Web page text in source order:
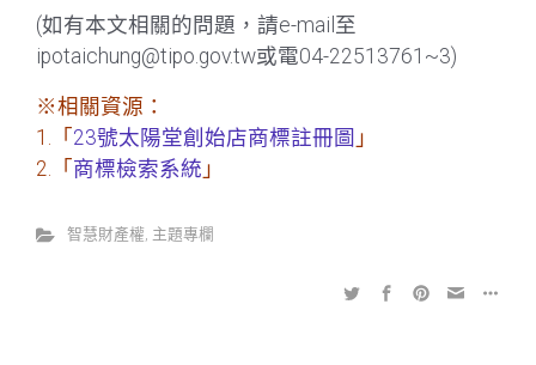
(如有本文相關的問題，請e-mail至
ipotaichung@tipo.gov.tw或電04-22513761~3)
※相關資源：
1.「 23號太陽堂創始店商標註冊圖 」
2.「 商標檢索系統 」
智慧財產權, 主題專欄